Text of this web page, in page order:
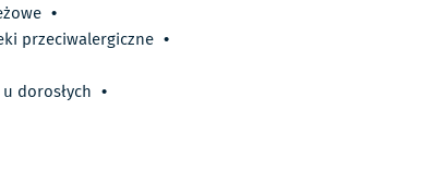
•
przeciwalergiczne •
dorosłych •